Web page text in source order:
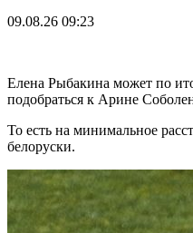
09.08.26 09:23
Елена Рыбакина может по
подобраться к Арине
То есть на минимальное
белоруски.